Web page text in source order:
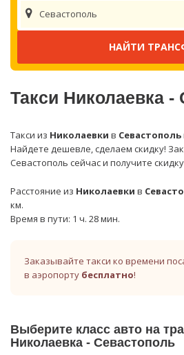
Севастополь
Такси Николаевка -
Такси из Николаевки в Севастополь
Найдете дешевле, сделаем скидку!
Севастополь сейчас и получите
Расстояние из Николаевки в
км.
Время в пути: 1 ч. 28 мин.
Заказывайте такси ко времени
в аэропорту бесплатно!
Выберите класс авто на
Николаевка - Севастополь